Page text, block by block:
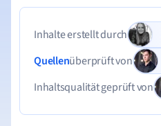
Inhalte erstellt durch
Quellenüberprüft von
Inhaltsqualität geprüft von